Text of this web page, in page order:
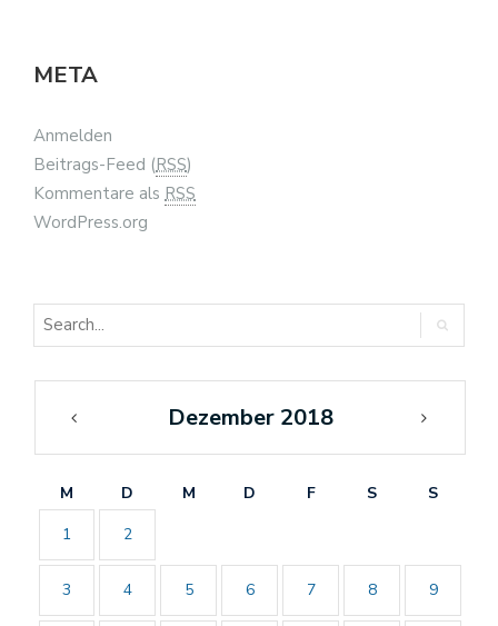
META
Anmelden
Beitrags-Feed (RSS)
Kommentare als RSS
WordPress.org
Dezember 2018
M D M D F S S
Jan
1 2
3 4 5 6 7 8 9